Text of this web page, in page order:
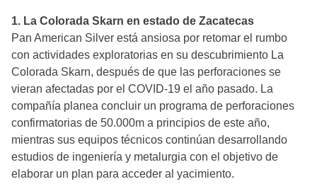
1. La Colorada Skarn en estado de Zacatecas
Pan American Silver está ansiosa por retomar el rumbo
con actividades exploratorias en su descubrimiento La
Colorada Skarn, después de que las perforaciones se
vieran afectadas por el COVID-19 el año pasado. La
compañía planea concluir un programa de perforaciones
confirmatorias de 50.000m a principios de este año,
mientras sus equipos técnicos continúan desarrollando
estudios de ingeniería y metalurgia con el objetivo de
elaborar un plan para acceder al yacimiento.